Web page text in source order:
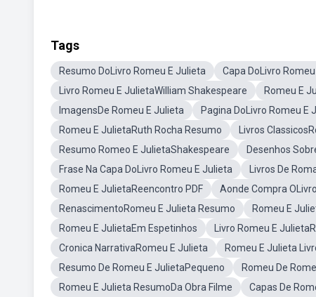
Tags
Resumo DoLivro Romeu E Julieta Capa DoLivro
Livro Romeu E JulietaWilliam Shakespeare
Romeu E
ImagensDe Romeu E Julieta
Pagina DoLivro Romeu E
Romeu E JulietaRuth Rocha Resumo
Livros
Resumo Romeo E JulietaShakespeare
Desenhos
Frase Na Capa DoLivro Romeu E Julieta
Livros De
Romeu E JulietaReencontro PDF
Aonde Compra
RenascimentoRomeu E Julieta Resumo
Romeu E
Romeu E JulietaEm Espetinhos
Livro Romeu E
Cronica NarrativaRomeu E Julieta
Romeu E Julieta
Resumo De Romeu E JulietaPequeno
Romeu De
Romeu E Julieta ResumoDa Obra Filme
Capas De